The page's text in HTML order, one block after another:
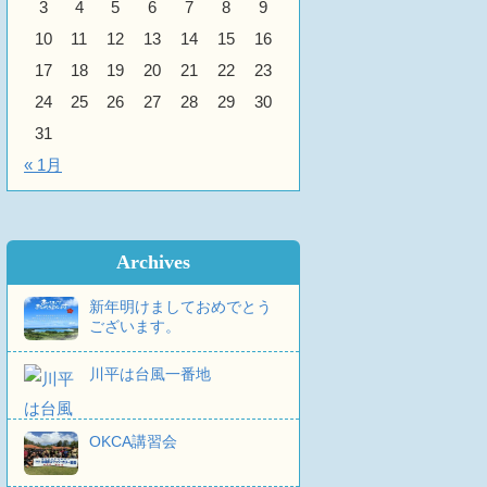
3
4 5 6 7 8
9
10
11 12 13 14 15
16
17
18 19 20 21 22
23
24
25 26 27 28 29
30
31
« 1月
Archives
新年明けましておめでとう
ございます。
川平は台風一番地
OKCA講習会